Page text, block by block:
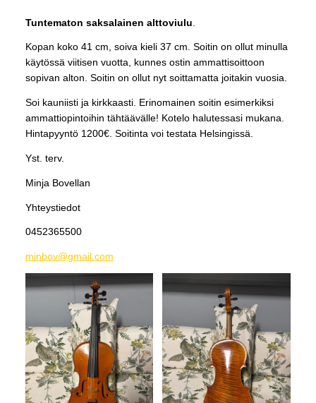
Tuntematon saksalainen alttoviulu
Kopan koko 41 cm, soiva kieli 37 cm. Soitin on ollut minulla
käytössä viitisen vuotta, kunnes ostin ammattisoittoon
sopivan alton. Soitin on ollut nyt soittamatta joitakin vuosia.
Soi kauniisti ja kirkkaasti. Erinomainen soitin esimerkiksi
ammattiopintoihin tähtäävälle! Kotelo halutessasi mukana.
Hintapyyntö 1200€. Soitinta voi testata Helsingissä.
Yst. terv.
Minja Bovellan
Yhteystiedot
0452365500
minbov@gmail.com